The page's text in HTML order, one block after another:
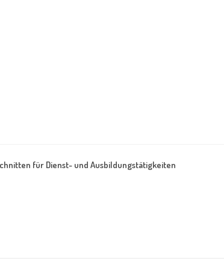
für Dienst- und Ausbildungstätigkeiten